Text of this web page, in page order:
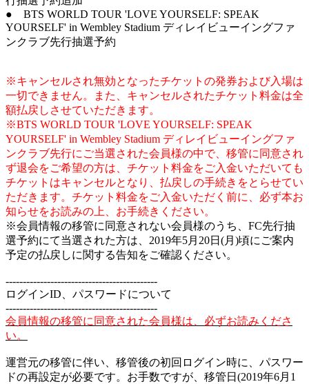
● BTS WORLD TOUR 'LOVE YOURSELF: SPEAK
YOURSELF' in Wembley Stadium ディレイビューイングファ
ンクラブ先行抽選予約
※キャンセルされ無効となったチケットの発券および入場は
一切できません。また、キャンセルされたチケット料金は全
額払戻しさせていただきます。
※BTS WORLD TOUR 'LOVE YOURSELF: SPEAK
YOURSELF' in Wembley Stadium ディレイビューイングファ
ンクラブ先行にご当選された会員様の中で、移管に同意され
ず退会をご希望の方は、チケット料金をご入金いただいても
チケットはキャンセルとなり、払戻しの手続きをとらせてい
ただきます。チケット料金をご入金いただく前に、必ず本お
知らせをお読みの上、お手続きください。
※会員情報の移管に同意されない会員様のうち、FC先行抽
選予約にて当選された方は、2019年5月20日(月)頃にご案内
予定の払戻しに関する告知をご確認ください。
--------------------------------------------
ログインID、パスワードについて
--------------------------------------------
会員情報の移管に同意された会員様は、必ずお読みくださ
い。
運営元の移管に伴い、移管後の初回ログイン時に、パスワー
ドの再設定が必要です。お手数ですが、移管日(2019年6月1